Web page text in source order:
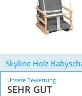
Skyline Holz
Unsere Bewertung
SEHR GUT